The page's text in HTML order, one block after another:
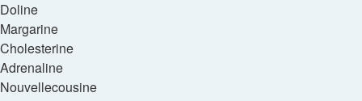
Doline
Margarine
Cholesterine
Adrenaline
Nouvellecousine